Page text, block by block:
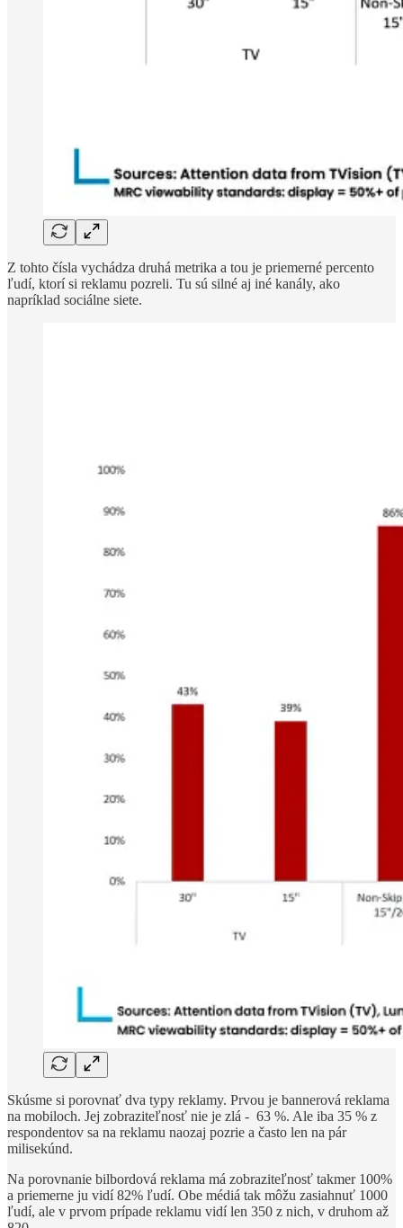
Z tohto čísla vychádza druhá metrika a tou je priemerné percento
ľudí, ktorí si reklamu pozreli. Tu sú silné aj iné kanály, ako
napríklad sociálne siete.
Skúsme si porovnať dva typy reklamy. Prvou je bannerová reklama
na mobiloch. Jej zobraziteľnosť nie je zlá - 63 %. Ale iba 35 % z
respondentov sa na reklamu naozaj pozrie a často len na pár
milisekúnd.
Na porovnanie bilbordová reklama má zobraziteľnosť takmer 100%
a priemerne ju vidí 82% ľudí. Obe médiá tak môžu zasiahnuť 1000
ľudí, ale v prvom prípade reklamu vidí len 350 z nich, v druhom až